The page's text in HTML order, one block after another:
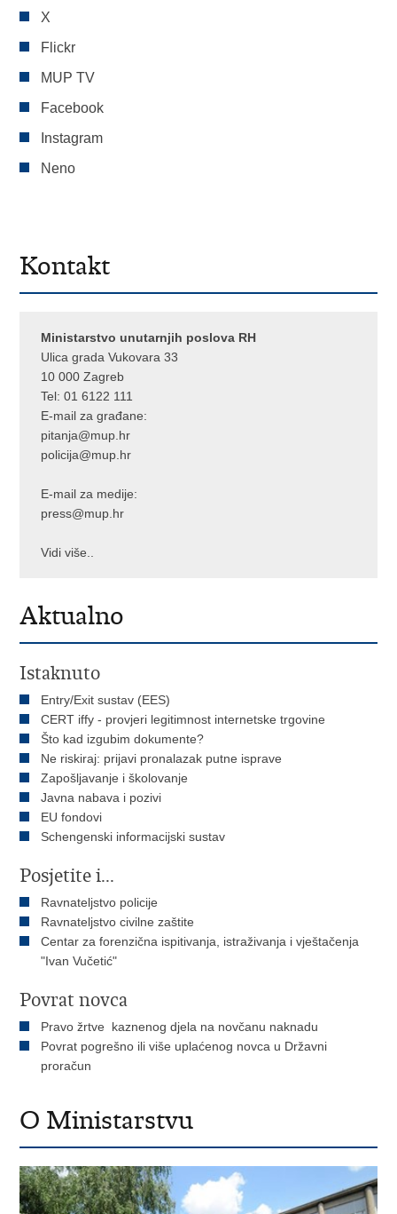
X
Flickr
MUP TV
Facebook
Instagram
Neno
Kontakt
Ministarstvo unutarnjih poslova RH
Ulica grada Vukovara 33
10 000 Zagreb
Tel:01 6122 111
E-mail za građane:
pitanja@mup.hr
policija@mup.hr
E-mail za medije:
press@mup.hr
Vidi više..
Aktualno
Istaknuto
Entry/Exit sustav (EES)
CERT iffy - provjeri legitimnost internetske trgovine
Što kad izgubim dokumente?
Ne riskiraj: prijavi pronalazak putne isprave
Zapošljavanje i školovanje
Javna nabava i pozivi
EU fondovi
Schengenski informacijski sustav
Posjetite i...
Ravnateljstvo policije
Ravnateljstvo civilne zaštite
Centar za forenzična ispitivanja, istraživanja i vještačenja
"Ivan Vučetić"
Povrat novca
Pravo žrtve kaznenog djela na novčanu naknadu
Povrat pogrešno ili više uplaćenog novca u Državni
proračun
O Ministarstvu